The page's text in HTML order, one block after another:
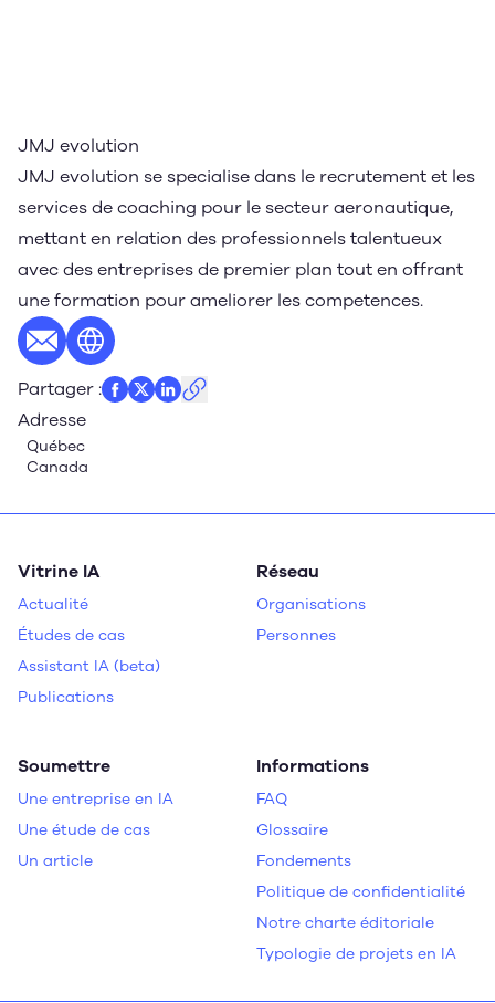
JMJ evolution
JMJ evolution se specialise dans le recrutement et les
services de coaching pour le secteur aeronautique,
mettant en relation des professionnels talentueux
avec des entreprises de premier plan tout en offrant
une formation pour ameliorer les competences.
E-mailSite web
Partager :
Adresse
Québec
Canada
Vitrine IA
Actualité
Études de cas
Assistant IA (beta)
Publications
Réseau
Organisations
Personnes
Soumettre
Une entreprise en IA
Une étude de cas
Un article
Informations
FAQ
Glossaire
Fondements
Politique de confidentialité
Notre charte éditoriale
Typologie de projets en IA